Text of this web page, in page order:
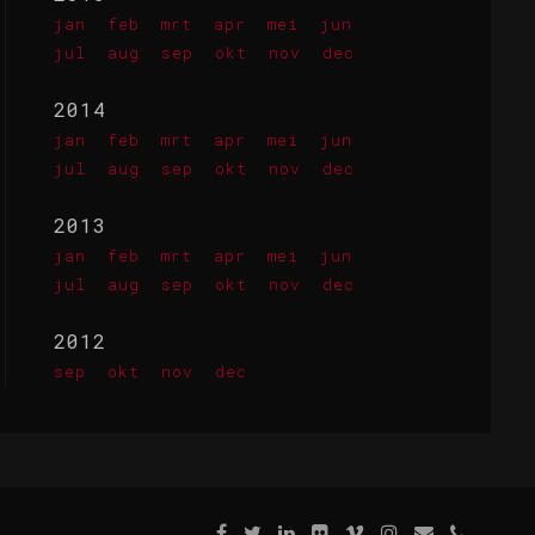
jan feb mrt apr mei
jun
jul
aug sep okt nov dec
2014
jan feb mrt apr mei
jun
jul
aug sep okt nov dec
2013
jan feb mrt apr mei
jun
jul
aug sep okt nov dec
2012
sep okt nov dec